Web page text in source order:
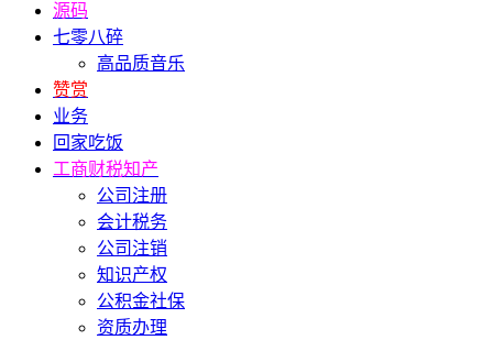
源码
七零八碎
高品质音乐
赞赏
业务
回家吃饭
工商财税知产
公司注册
会计税务
公司注销
知识产权
公积金社保
资质办理